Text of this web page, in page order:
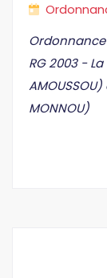
Ordonnance
RG 2003 -
MONNOU)